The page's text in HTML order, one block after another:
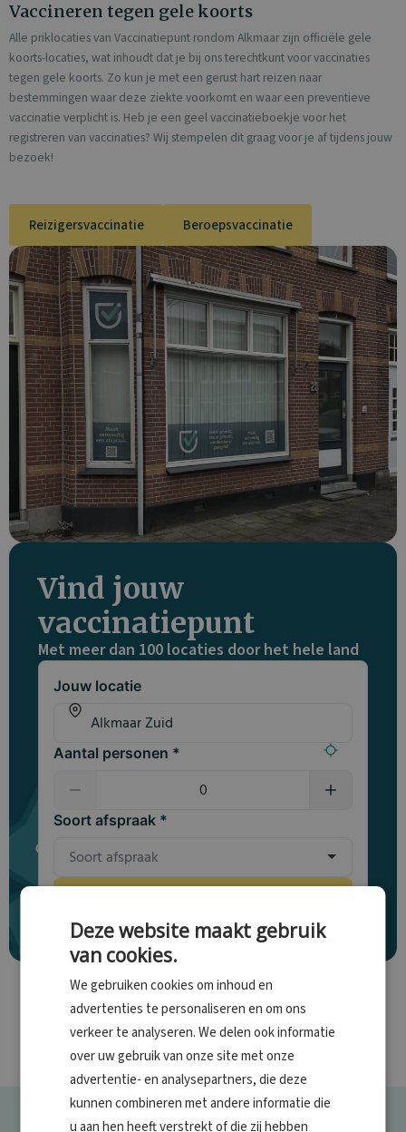
Vaccineren tegen gele koorts
Alle priklocaties van Vaccinatiepunt rondom Alkmaar zijn officiële gele
koorts-locaties, wat inhoudt dat je bij ons terechtkunt voor vaccinaties
tegen gele koorts. Zo kun je met een gerust hart reizen naar
bestemmingen waar deze ziekte voorkomt en waar een preventieve
vaccinatie verplicht is. Heb je een geel vaccinatieboekje voor het
registreren van vaccinaties? Wij stempelen dit graag voor je af tijdens jouw
bezoek!
Reizigersvaccinatie Beroepsvaccinatie
Vind jouw
vaccinatiepunt
Met meer dan 100 locaties door het hele land
Jouw locatie
Soort afspraak *
Aantal personen *
Deze website maakt gebruik
van cookies.
We gebruiken cookies om inhoud en
advertenties te personaliseren en om ons
verkeer te analyseren. We delen ook informatie
over uw gebruik van onze site met onze
advertentie- en analysepartners, die deze
kunnen combineren met andere informatie die
u aan hen heeft verstrekt of die zij hebben